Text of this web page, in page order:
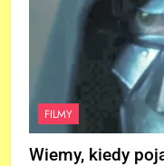
FILMY
Wiemy, kiedy